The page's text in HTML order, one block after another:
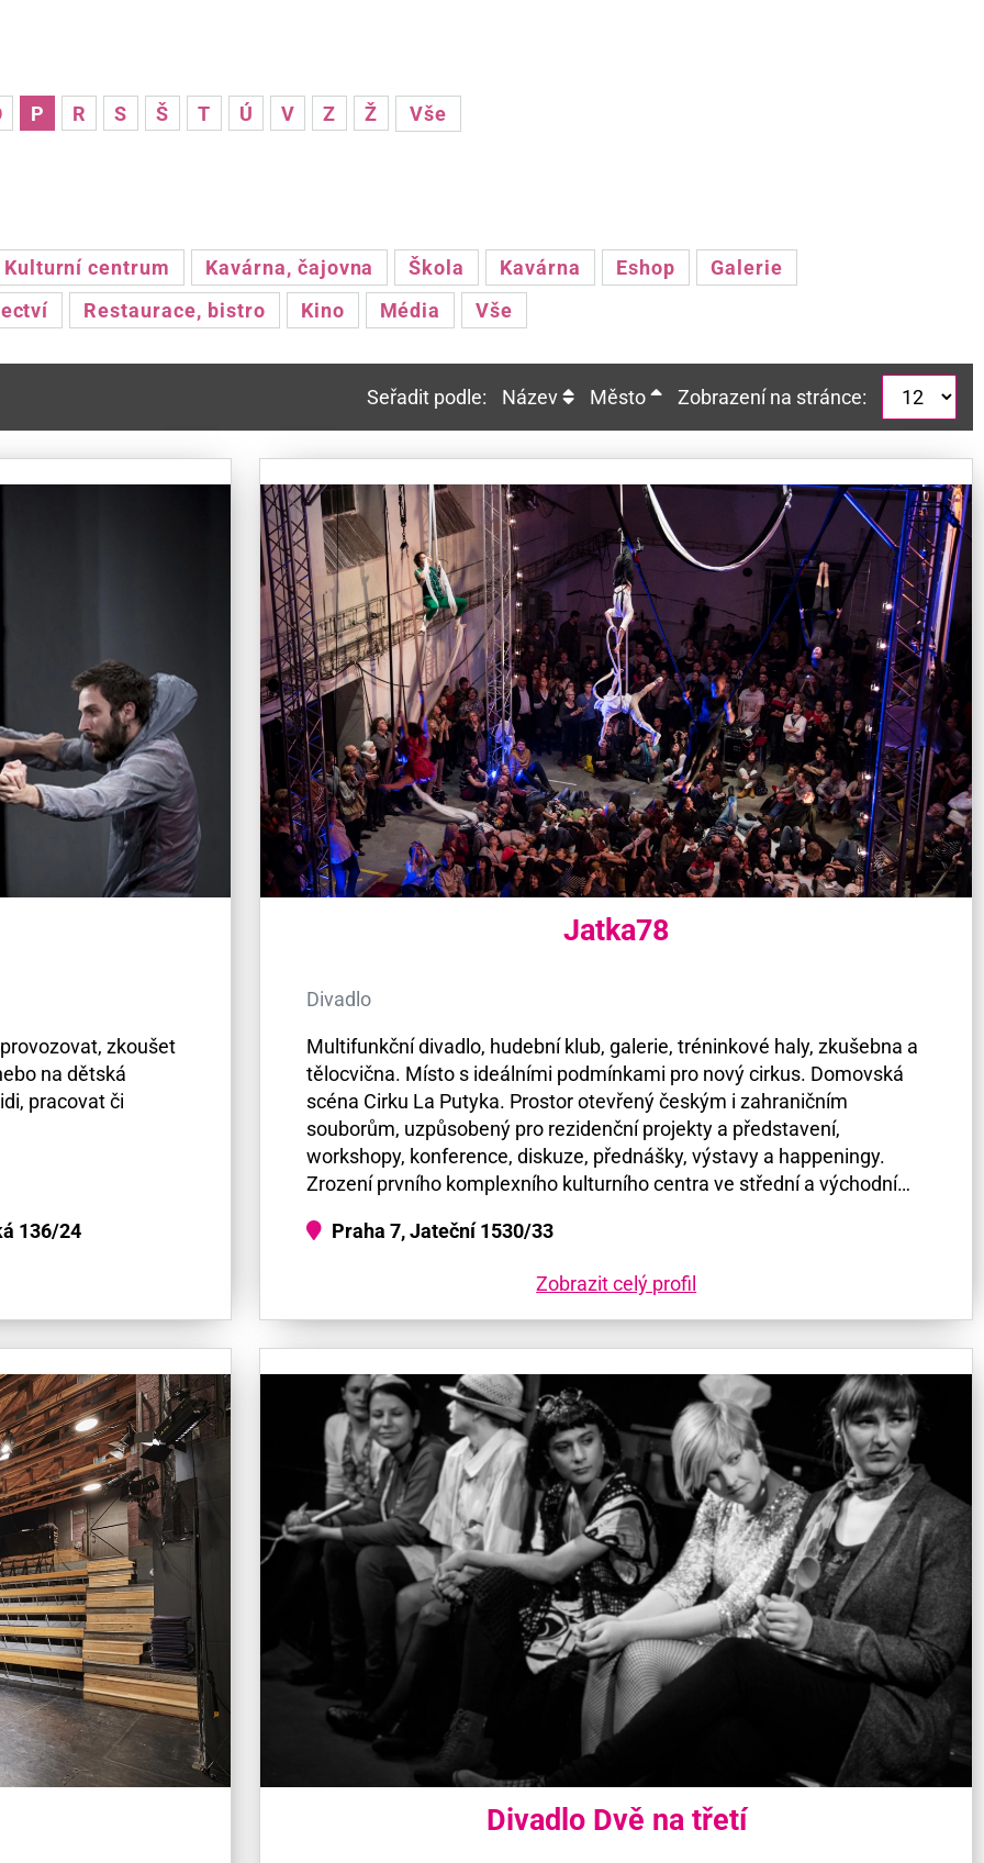
P R S Š T Ú V Z Ž Vše
Kulturní centrum Kavárna, čajovna Škola Kavárna Eshop
Galerie
Restaurace, bistro Kino Média Vše
Seřadit podle: Název Město Zobrazení na stránce:
zkoušet
na dětská
pracovat či
136/24
Jatka78
Divadlo
Multifunkční divadlo, hudební klub, galerie, tréninkové haly, zkušebna a
tělocvična. Místo s ideálními podmínkami pro nový cirkus. Domovská
scéna Cirku La Putyka. Prostor otevřený českým i zahraničním
souborům, uzpůsobený pro rezidenční projekty a představení,
workshopy, konference, diskuze, přednášky, výstavy a happeningy.
Zrození prvního komplexního kulturního centra ve střední a východní…
Praha 7, Jateční 1530/33
Zobrazit celý profil
Divadlo Dvě na třetí